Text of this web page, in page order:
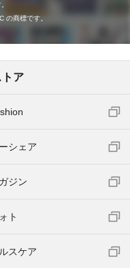
の商標です。
ア
シェア
ジン
ト
スケア